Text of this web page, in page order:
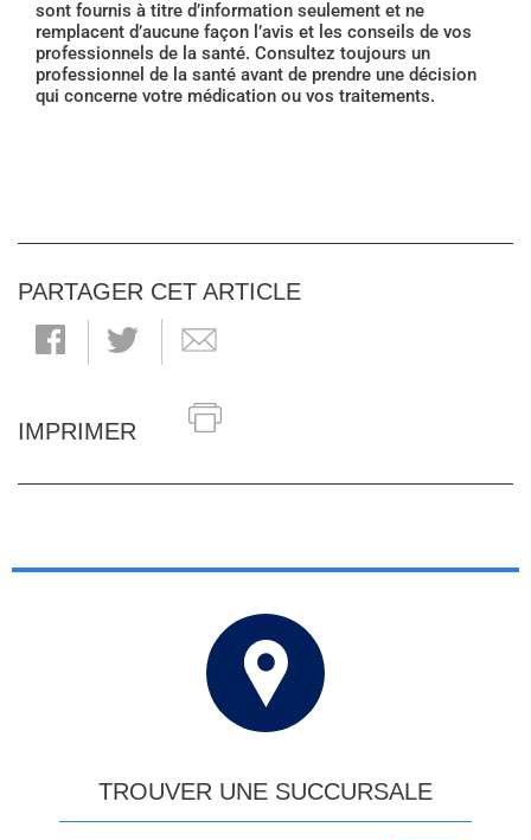
sont fournis à titre d’information seulement et ne
remplacent d’aucune façon l’avis et les conseils de vos
professionnels de la santé. Consultez toujours un
professionnel de la santé avant de prendre une décision
qui concerne votre médication ou vos traitements.
PARTAGER CET ARTICLE
IMPRIMER
TROUVER UNE SUCCURSALE